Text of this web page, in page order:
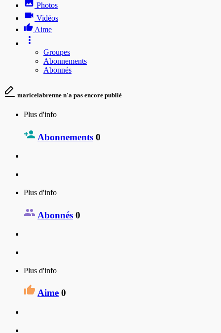
Photos
Vidéos
Aime
Groupes
Abonnements
Abonnés
maricelabrenne n'a pas encore publié
Plus d'info
Abonnements 0
Plus d'info
Abonnés 0
Plus d'info
Aime 0